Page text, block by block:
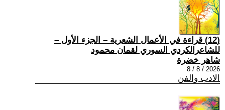
(12) قراءة في الأعمال الشعرية – الجزء الأول –
للشاعرالكردي السوري لقمان محمود
شاهر خضرة
2026 / 8 / 8
الادب والفن